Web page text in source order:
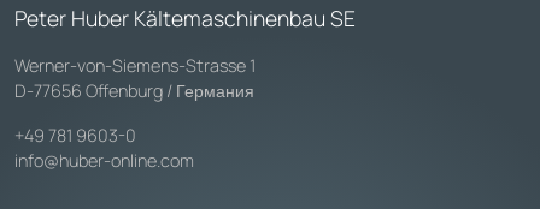
Peter Huber Kältemaschinenbau SE
Werner-von-Siemens-Strasse 1
D-77656 Offenburg / Германия
+49 781 9603-0
info@huber-online.com